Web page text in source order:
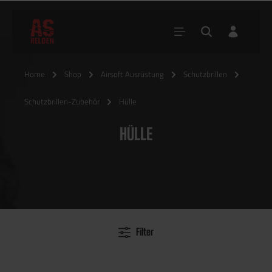
Home Shop Airsoft Ausrüstung Schutzbrillen
Schutzbrillen-Zubehör Hülle
HÜLLE
Filter